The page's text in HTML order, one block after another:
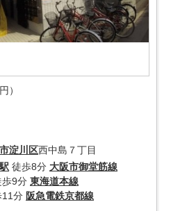
）
淀川区西中島７丁目
徒歩8分 大阪市御堂筋線
歩9分 東海道本線
11分 阪急電鉄京都線